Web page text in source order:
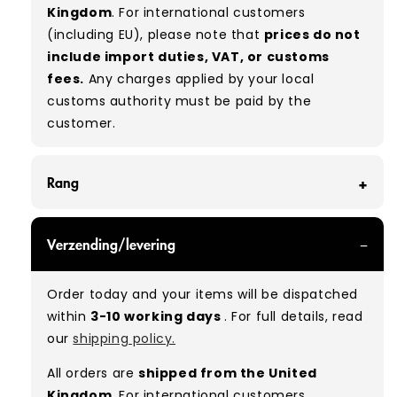
Kingdom. For international customers
(including EU), please note that prices do not
include import duties, VAT, or customs
fees. Any charges applied by your local
customs authority must be paid by the
customer.
Rang
you can expect a mix of items in great and
good condition. Some will be defect-free, while
others will show signs of wear. There is no set
ratio between Grade A and Grade B items
included in our bales due to the nature of
used/vintage clothing.
Verzending/levering
Order today and your items will be dispatched
within 3-10 working days. For full details, read
ourshipping policy.
All orders are shipped from the United